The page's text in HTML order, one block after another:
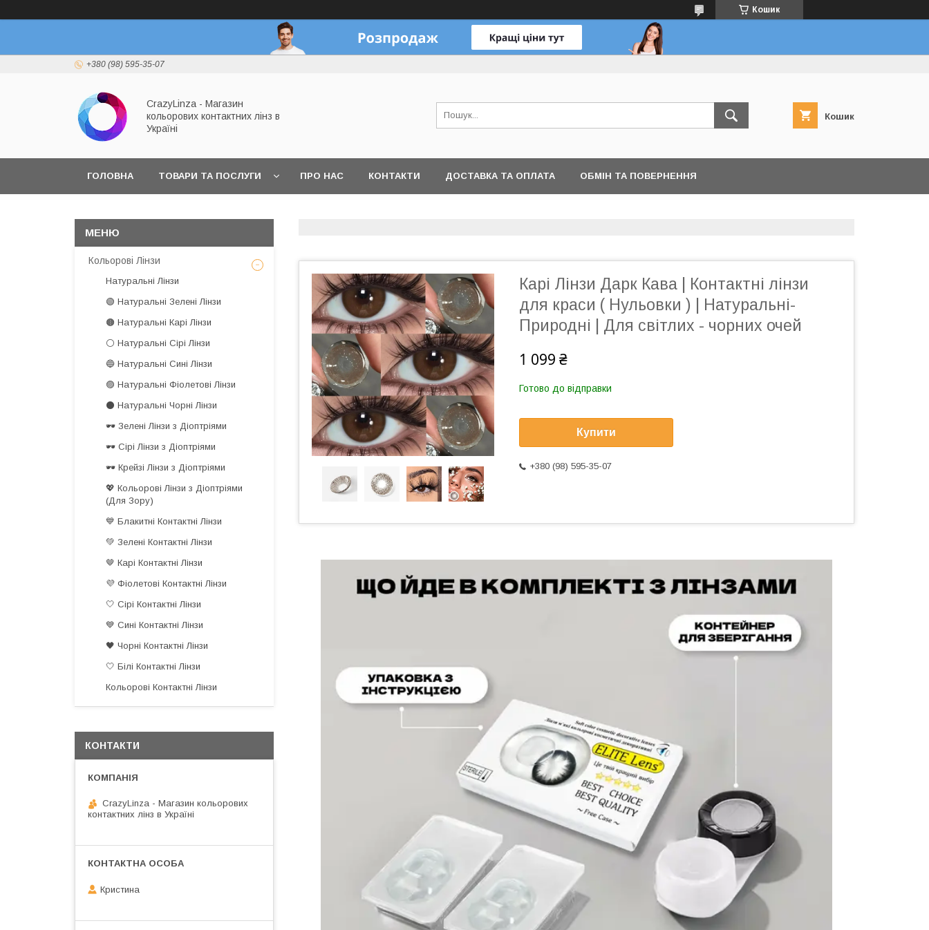
Кошик
+380 (98) 595-35-07
CrazyLinza - Магазин
кольорових контактних лінз в
Україні
Кошик
ГОЛОВНА ТОВАРИ ТА ПОСЛУГИ ПРО НАС КОНТАКТИ ДОСТАВКА ТА ОПЛАТА ОБМІН ТА ПОВЕРНЕННЯ
Карі Лінзи Дарк Кава | Контактні лінзи
для краси ( Нульовки ) | Натуральні-
Природні | Для світлих - чорних очей
1 099 ₴
Готово до відправки
Купити
+380 (98) 595-35-07
Кольорові Лінзи
Натуральні Лінзи
🟢 Натуральні Зелені Лінзи
🟤 Натуральні Карі Лінзи
⚪️ Натуральні Сірі Лінзи
🔵 Натуральні Сині Лінзи
🟣 Натуральні Фіолетові Лінзи
⚫️ Натуральні Чорні Лінзи
🕶️ Зелені Лінзи з Діоптріями
🕶️ Сірі Лінзи з Діоптріями
🕶️ Крейзі Лінзи з Діоптріями
💖 Кольорові Лінзи з Діоптріями
(Для Зору)
💙 Блакитні Контактні Лінзи
💚 Зелені Контактні Лінзи
🤎 Карі Контактні Лінзи
💜 Фіолетові Контактні Лінзи
🤍 Сірі Контактні Лінзи
💙 Сині Контактні Лінзи
🖤 Чорні Контактні Лінзи
🤍 Білі Контактні Лінзи
Кольорові Контактні Лінзи
КОНТАКТИ
CrazyLinza - Магазин кольорових
контактних лінз в Україні
Кристина